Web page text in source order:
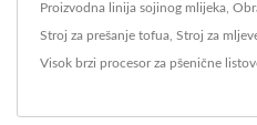
Proizvodna linija sojinog mlijeka,
Stroj za prešanje tofua, Stroj za
Visok brzi procesor za pšenične